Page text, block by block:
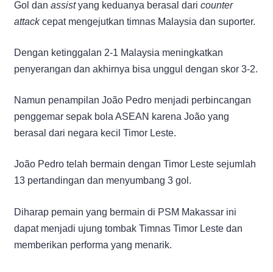
Gol dan assistyang keduanya berasal dari counter
attackcepat mengejutkan timnas Malaysia dan suporter.
Dengan ketinggalan 2-1 Malaysia meningkatkan
penyerangan dan akhirnya bisa unggul dengan skor 3-2.
Namun penampilan João Pedro menjadi perbincangan
penggemar sepak bola ASEAN karena João yang
berasal dari negara kecil Timor Leste.
João Pedro telah bermain dengan Timor Leste sejumlah
13 pertandingan dan menyumbang 3 gol.
Diharap pemain yang bermain di PSM Makassar ini
dapat menjadi ujung tombak Timnas Timor Leste dan
memberikan performa yang menarik.